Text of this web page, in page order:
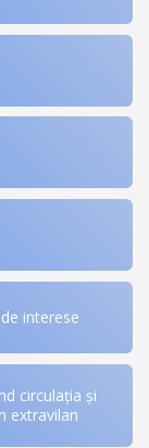
interese
circulația și
extravilan